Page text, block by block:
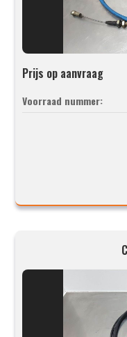
Prijs op aanvraag
Voorraad nummer: